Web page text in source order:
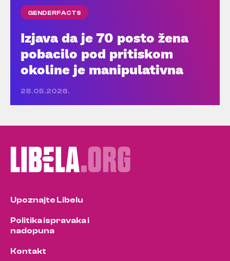
GENDERFACTS
Izjava da je 70 posto žena
pobacilo pod pritiskom
okoline je manipulativna
28.05.2026.
Upoznajte Libelu
Politika ispravaka i
nadopuna
Kontakt